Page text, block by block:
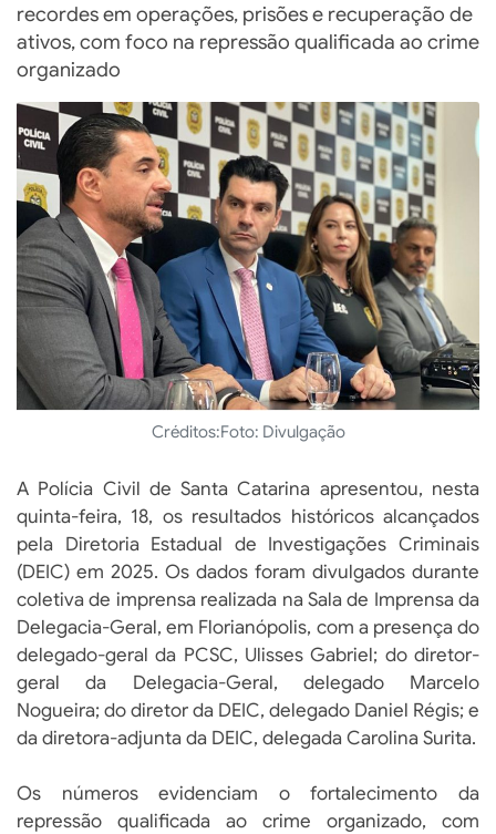
recordes em operações, prisões e recuperação de
ativos, com foco na repressão qualificada ao crime
organizado
Créditos:Foto: Divulgação
A Polícia Civil de Santa Catarina apresentou, nesta
quinta-feira, 18, os resultados históricos alcançados
pela Diretoria Estadual de Investigações Criminais
(DEIC) em 2025. Os dados foram divulgados durante
coletiva de imprensa realizada na Sala de Imprensa da
Delegacia-Geral, em Florianópolis, com a presença do
delegado-geral da PCSC, Ulisses Gabriel; do diretor-
geral da Delegacia-Geral, delegado Marcelo
Nogueira; do diretor da DEIC, delegado Daniel Régis; e
da diretora-adjunta da DEIC, delegada Carolina Surita.
Os números evidenciam o fortalecimento da
repressão qualificada ao crime organizado, com